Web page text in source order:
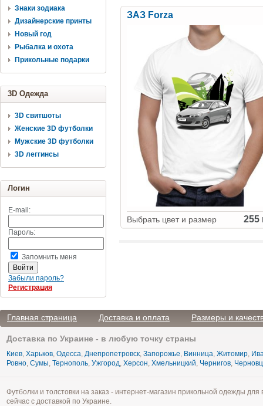
Знаки зодиака
Дизайнерские принты
Новый год
Рыбалка и охота
Прикольные подарки
3D Одежда
3D свитшоты
Женские 3D футболки
Мужские 3D футболки
3D леггинсы
Логин
E-mail:
Пароль:
Запомнить меня
Забыли пароль?
Регистрация
ЗАЗ Forza
Выбрать цвет и размер 255
Главная страница Доставка и оплата Размеры и
Доставка по Украине - в любую точку страны
Киев, Харьков, Одесса, Днепропетровск, Запорожье, Винница, Житомир,
Ровно, Сумы, Тернополь, Ужгород, Херсон, Хмельницкий, Чернигов,
Футболки и толстовки на заказ - интернет-магазин прикольной одежды
сейчас с доставкой по Украине.